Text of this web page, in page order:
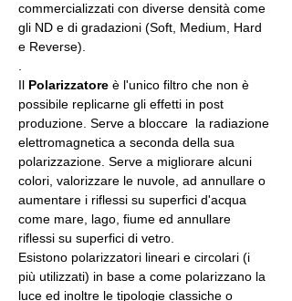
commercializzati con diverse densità come
gli ND e di gradazioni (Soft, Medium, Hard
e Reverse).
Il Polarizzatore è l'unico filtro che non è
possibile replicarne gli effetti in post
produzione. Serve a bloccare  la radiazione
elettromagnetica a seconda della sua
polarizzazione. Serve a migliorare alcuni
colori, valorizzare le nuvole, ad annullare o
aumentare i riflessi su superfici d'acqua
come mare, lago, fiume ed annullare
riflessi su superfici di vetro.
Esistono polarizzatori lineari e circolari (i
più utilizzati) in base a come polarizzano la
luce ed inoltre le tipologie classiche o